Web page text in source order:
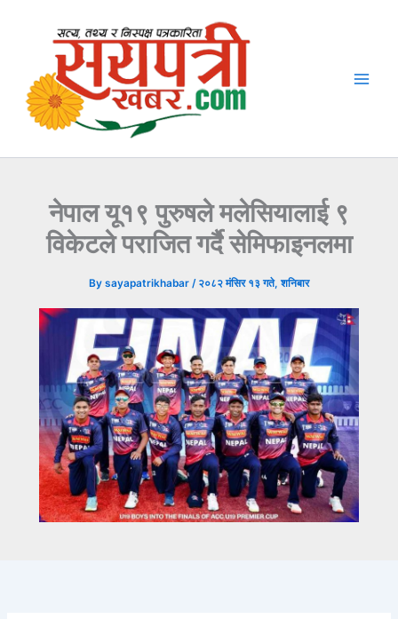
नेपाल यू१९ पुरुषले मलेसियालाई ९
विकेटले पराजित गर्दै सेमिफाइनलमा
By sayapatrikhabar / २०८२ मंसिर १३ गते, शनिबार